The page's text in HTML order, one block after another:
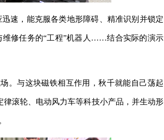
速，能克服各类地形障碍、精准识别并锁定
维修任务的“工程”机器人……结合实际的演示
。与这块磁铁相互作用，秋千就能自己荡起
滚轮、电动风力车等科技小产品，并生动形